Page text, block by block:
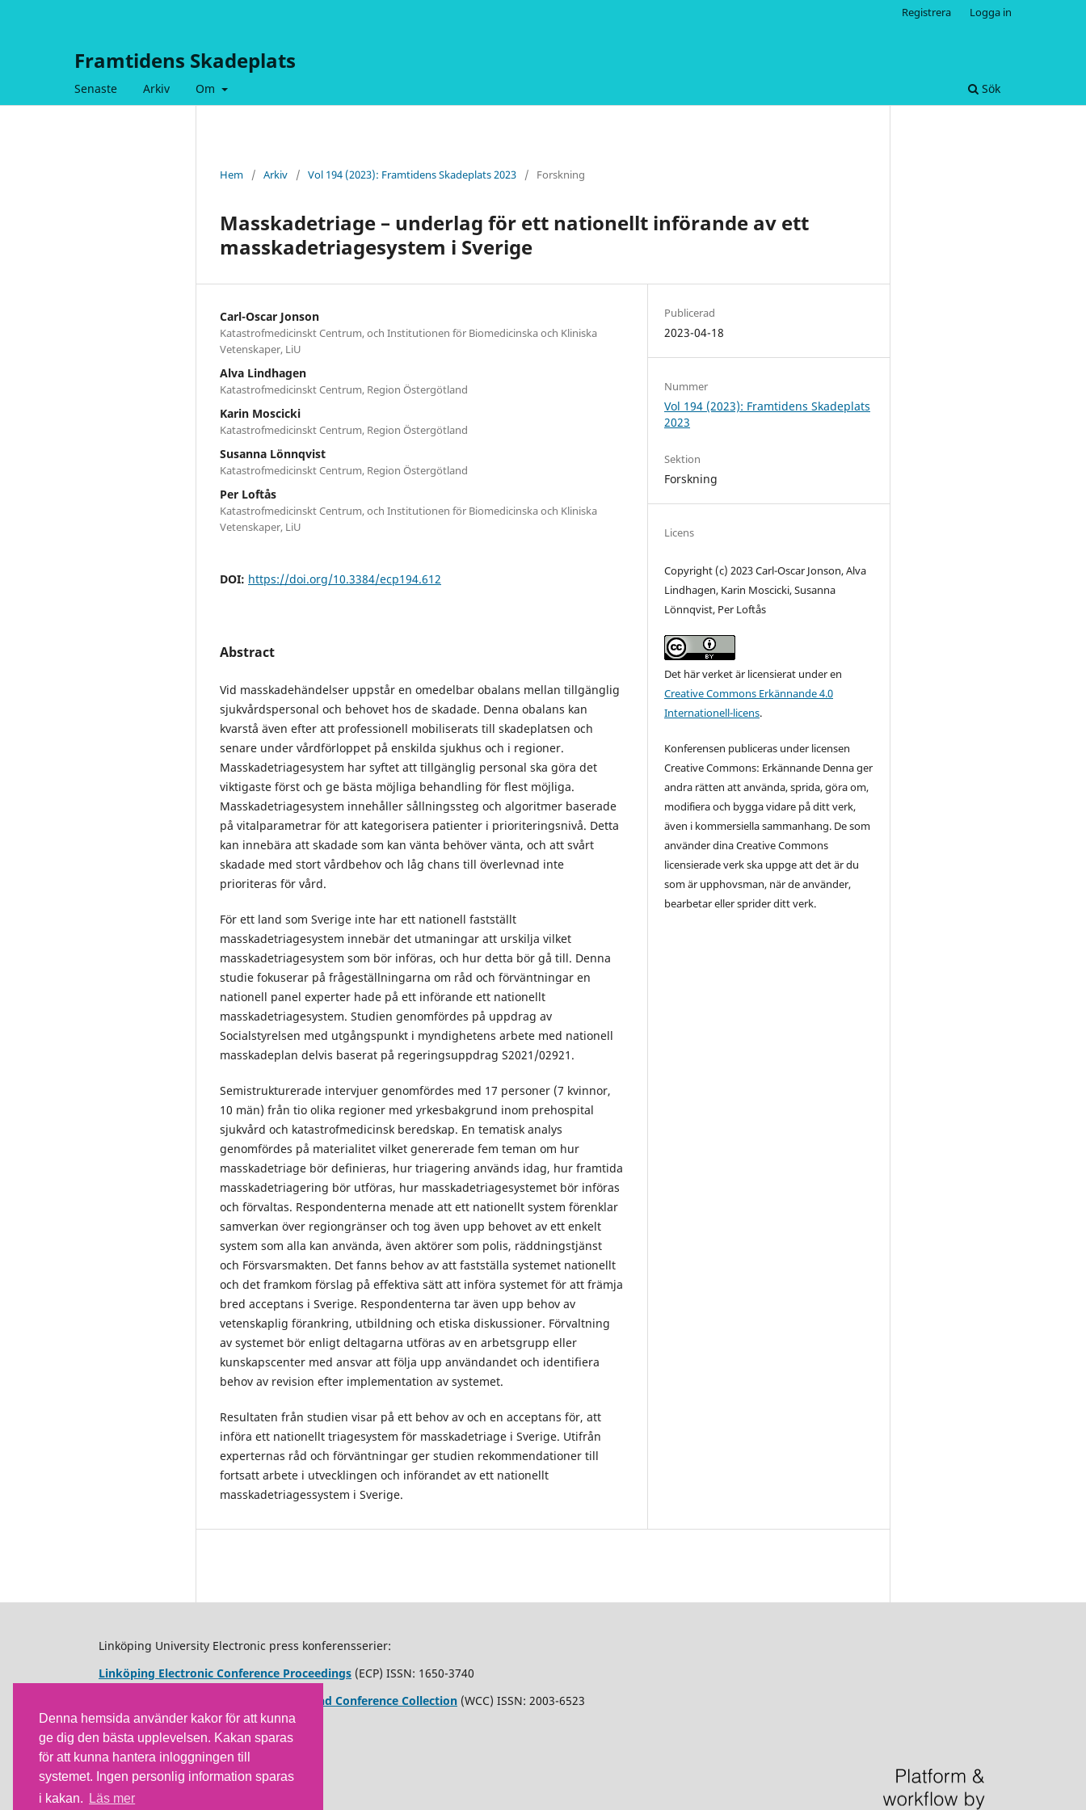
Denna hemsida använder kakor för att kunna
ge dig den bästa upplevelsen. Kakan sparas
för att kunna hantera inloggningen till
systemet. Ingen personlig information sparas
i kakan.
Läs mer
Framtidens Skadeplats
Senaste Arkiv Om Sök
Registrera Logga in
Hem / Arkiv / Vol 194 (2023): Framtidens Skadeplats 2023 / Forskning
Masskadetriage – underlag för ett nationellt införande av ett
masskadetriagesystem i Sverige
Carl-Oscar Jonson
Katastrofmedicinskt Centrum, och Institutionen för Biomedicinska och Kliniska
Vetenskaper, LiU
Alva Lindhagen
Katastrofmedicinskt Centrum, Region Östergötland
Karin Moscicki
Katastrofmedicinskt Centrum, Region Östergötland
Susanna Lönnqvist
Katastrofmedicinskt Centrum, Region Östergötland
Per Loftås
Katastrofmedicinskt Centrum, och Institutionen för Biomedicinska och Kliniska
Vetenskaper, LiU
DOI: https://doi.org/10.3384/ecp194.612
Abstract
Vid masskadehändelser uppstår en omedelbar obalans mellan tillgänglig
sjukvårdspersonal och behovet hos de skadade. Denna obalans kan
kvarstå även efter att professionell mobiliserats till skadeplatsen och
senare under vårdförloppet på enskilda sjukhus och i regioner.
Masskadetriagesystem har syftet att tillgänglig personal ska göra det
viktigaste först och ge bästa möjliga behandling för flest möjliga.
Masskadetriagesystem innehåller sållningssteg och algoritmer baserade
på vitalparametrar för att kategorisera patienter i prioriteringsnivå. Detta
kan innebära att skadade som kan vänta behöver vänta, och att svårt
skadade med stort vårdbehov och låg chans till överlevnad inte
prioriteras för vård.
För ett land som Sverige inte har ett nationell fastställt
masskadetriagesystem innebär det utmaningar att urskilja vilket
masskadetriagesystem som bör införas, och hur detta bör gå till. Denna
studie fokuserar på frågeställningarna om råd och förväntningar en
nationell panel experter hade på ett införande ett nationellt
masskadetriagesystem. Studien genomfördes på uppdrag av
Socialstyrelsen med utgångspunkt i myndighetens arbete med nationell
masskadeplan delvis baserat på regeringsuppdrag S2021/02921.
Semistrukturerade intervjuer genomfördes med 17 personer (7 kvinnor,
10 män) från tio olika regioner med yrkesbakgrund inom prehospital
sjukvård och katastrofmedicinsk beredskap. En tematisk analys
genomfördes på materialitet vilket genererade fem teman om hur
masskadetriage bör definieras, hur triagering används idag, hur framtida
masskadetriagering bör utföras, hur masskadetriagesystemet bör införas
och förvaltas. Respondenterna menade att ett nationellt system förenklar
samverkan över regiongränser och tog även upp behovet av ett enkelt
system som alla kan använda, även aktörer som polis, räddningstjänst
och Försvarsmakten. Det fanns behov av att fastställa systemet nationellt
och det framkom förslag på effektiva sätt att införa systemet för att främja
bred acceptans i Sverige. Respondenterna tar även upp behov av
vetenskaplig förankring, utbildning och etiska diskussioner. Förvaltning
av systemet bör enligt deltagarna utföras av en arbetsgrupp eller
kunskapscenter med ansvar att följa upp användandet och identifiera
behov av revision efter implementation av systemet.
Resultaten från studien visar på ett behov av och en acceptans för, att
införa ett nationellt triagesystem för masskadetriage i Sverige. Utifrån
experternas råd och förväntningar ger studien rekommendationer till
fortsatt arbete i utvecklingen och införandet av ett nationellt
masskadetriagessystem i Sverige.
Publicerad
2023-04-18
Nummer
Vol 194 (2023): Framtidens Skadeplats
2023
Sektion
Forskning
Licens
Copyright (c) 2023 Carl-Oscar Jonson, Alva
Lindhagen, Karin Moscicki, Susanna
Lönnqvist, Per Loftås
Det här verket är licensierat under en
Creative Commons Erkännande 4.0
Internationell-licens.
Konferensen publiceras under licensen
Creative Commons: Erkännande Denna ger
andra rätten att använda, sprida, göra om,
modifiera och bygga vidare på ditt verk,
även i kommersiella sammanhang. De som
använder dina Creative Commons
licensierade verk ska uppge att det är du
som är upphovsman, när de använder,
bearbetar eller sprider ditt verk.
Linköping University Electronic press konferensserier:
Linköping Electronic Conference Proceedings (ECP) ISSN: 1650-3740
Linköping Electronic Press Workshop and Conference Collection (WCC) ISSN: 2003-6523